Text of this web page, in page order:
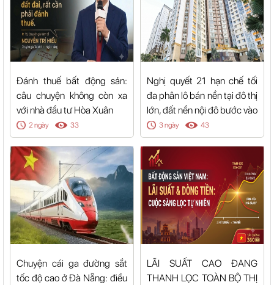
Đánh thuế bất động sản:
câu chuyện không còn xa
với nhà đầu tư Hòa Xuân
2 ngày 33
Nghị quyết 21 hạn chế tối
đa phân lô bán nền tại đô thị
lớn, đất nền nội đô bước vào
trạng thái nguồn cung đóng
3 ngày 43
Chuyện cái ga đường sắt
tốc độ cao ở Đà Nẵng: điều
LÃI SUẤT CAO ĐANG
THANH LỌC TOÀN BỘ THỊ